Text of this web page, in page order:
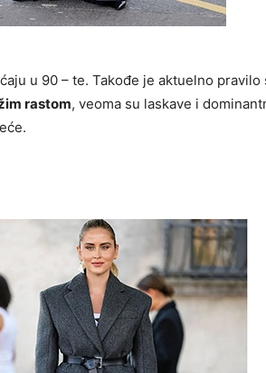
u 90 – te. Takođe je aktuelno
rastom, veoma su laskave i